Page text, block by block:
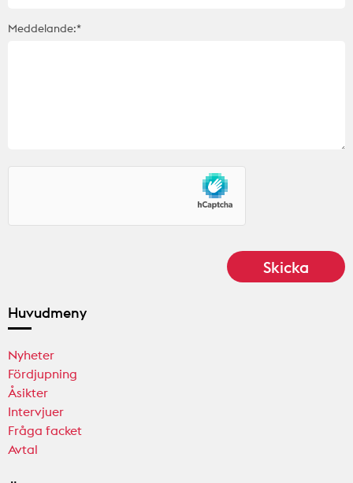
Meddelande:*
Huvudmeny
Nyheter
Fördjupning
Åsikter
Intervjuer
Fråga facket
Avtal